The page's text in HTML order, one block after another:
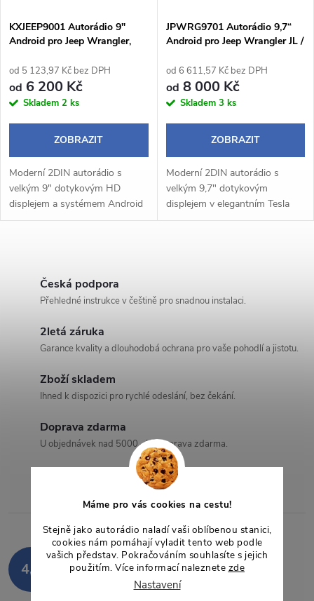
Máme pro vás cookies na cestu!
Stejně jako autorádio naladí vaši oblíbenou stanici,
cookies nám pomáhají vyladit tento web podle
vašich představ. Pokračováním souhlasíte s jejich
použitím. Více informací naleznete zde
Nastavení
p
r
o
u
k
s
p
r
o
d
u
k
KXJEEP9001 Autorádio 9"
Android pro Jeep Wrangler,
od 5 123,97 Kč bez DPH
od 6 200 Kč
Skladem 2 ks
ZOBRAZIT
Moderní 2DIN autorádio s
velkým 9" dotykovým HD
displejem a systémem Android
14 přináší pohodlné a chytré
JPWRG9701 Autorádio 9,7“
Android pro Jeep Wrangler JL /
od 6 611,57 Kč bez DPH
od 8 000 Kč
Skladem 3 ks
ZOBRAZIT
Moderní 2DIN autorádio s
velkým 9,7" dotykovým
displejem v elegantním Tesla
style designu nabízí přehledné a
v
k
Česká podpora
Přehledné instrukce v češtině pro snadnou instalaci.
2letá záruka
Garance kvality a dlouhodobá ochrana pro vaše pohodlí a jistotu.
Zboží skladem
Ihned k dispozici pro rychlé odeslání, bez čekání.
Doprava zdarma
U objednávek nad 5000,- Kč doprava zdarma.
4,9 Hodnocení zákazníků
850 hodnocení